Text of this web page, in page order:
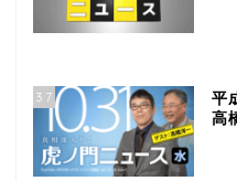
37
平
高